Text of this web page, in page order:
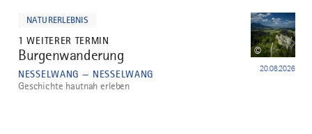
NATURERLEBNIS
1 WEITERER TERMIN
5
Burgenwanderung
NESSELWANG — NESSELWANG 20.08.2026
©
Geschichte hautnah erleben